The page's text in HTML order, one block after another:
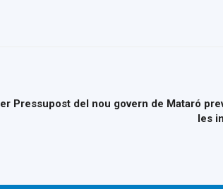
Pressupost del nou govern de Mataró
les